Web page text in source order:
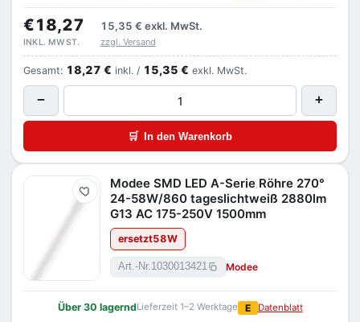
€18,27 15,35 € exkl. MwSt.
INKL. MWST. zzgl. Versand
Gesamt: 18,27 € inkl. / 15,35 € exkl. MwSt.
− +
🛒 In den Warenkorb
Merken
Modee SMD LED A-Serie Röhre 270°
24-58W/860 tageslichtweiß 2880lm
G13 AC 175-250V 1500mm
ersetzt58W
Art.-Nr.1030013421 Modee
Über 30 lagerndLieferzeit 1–2 Werktage E Datenblatt